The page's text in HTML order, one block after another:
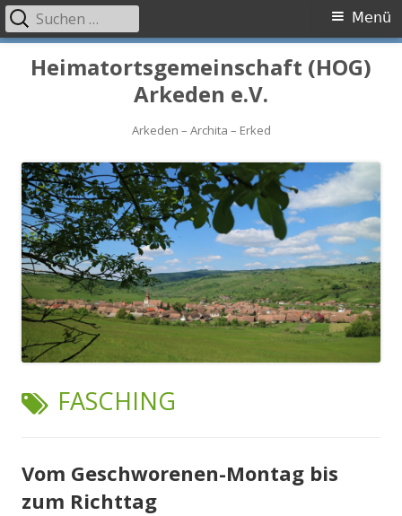
Heimatortsgemeinschaft (HOG)
Arkeden e.V.
Arkeden – Archita – Erked
Primäres
Menü
Menü
Suchen
nach:
SCHLAGWORT:
FASCHING
Vom Geschworenen-Montag bis
zum Richttag